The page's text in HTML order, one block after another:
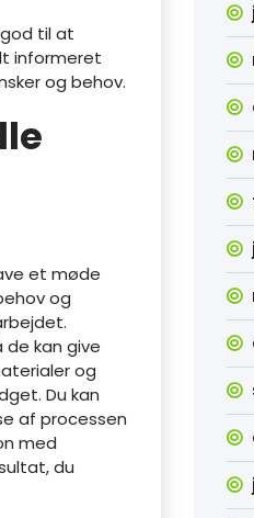
til at
informeret
og behov.
et møde
og
kan give
og
Du kan
af processen
med
du